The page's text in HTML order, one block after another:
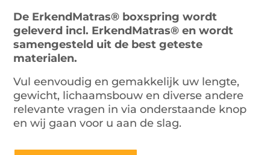
De ErkendMatras® boxspring wordt
geleverd incl. ErkendMatras® en wordt
samengesteld uit de best geteste
materialen.
Vul eenvoudig en gemakkelijk uw lengte,
gewicht, lichaamsbouw en diverse andere
relevante vragen in via onderstaande knop
en wij gaan voor u aan de slag.